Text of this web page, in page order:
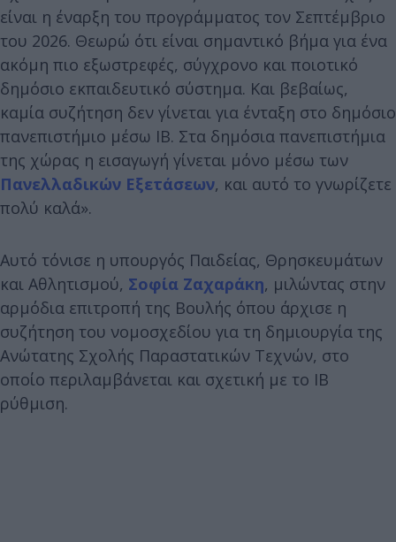
είναι η έναρξη του προγράμματος τον Σεπτέμβριο
του 2026. Θεωρώ ότι είναι σημαντικό βήμα για ένα
ακόμη πιο εξωστρεφές, σύγχρονο και ποιοτικό
δημόσιο εκπαιδευτικό σύστημα. Και βεβαίως,
καμία συζήτηση δεν γίνεται για ένταξη στο δημόσιο
πανεπιστήμιο μέσω ΙΒ. Στα δημόσια πανεπιστήμια
της χώρας η εισαγωγή γίνεται μόνο μέσω των
Πανελλαδικών Εξετάσεων, και αυτό το γνωρίζετε
πολύ καλά».
Αυτό τόνισε η υπουργός Παιδείας, Θρησκευμάτων
και Αθλητισμού, Σοφία Ζαχαράκη, μιλώντας στην
αρμόδια επιτροπή της Βουλής όπου άρχισε η
συζήτηση του νομοσχεδίου για τη δημιουργία της
Ανώτατης Σχολής Παραστατικών Τεχνών, στο
οποίο περιλαμβάνεται και σχετική με το ΙΒ
ρύθμιση.